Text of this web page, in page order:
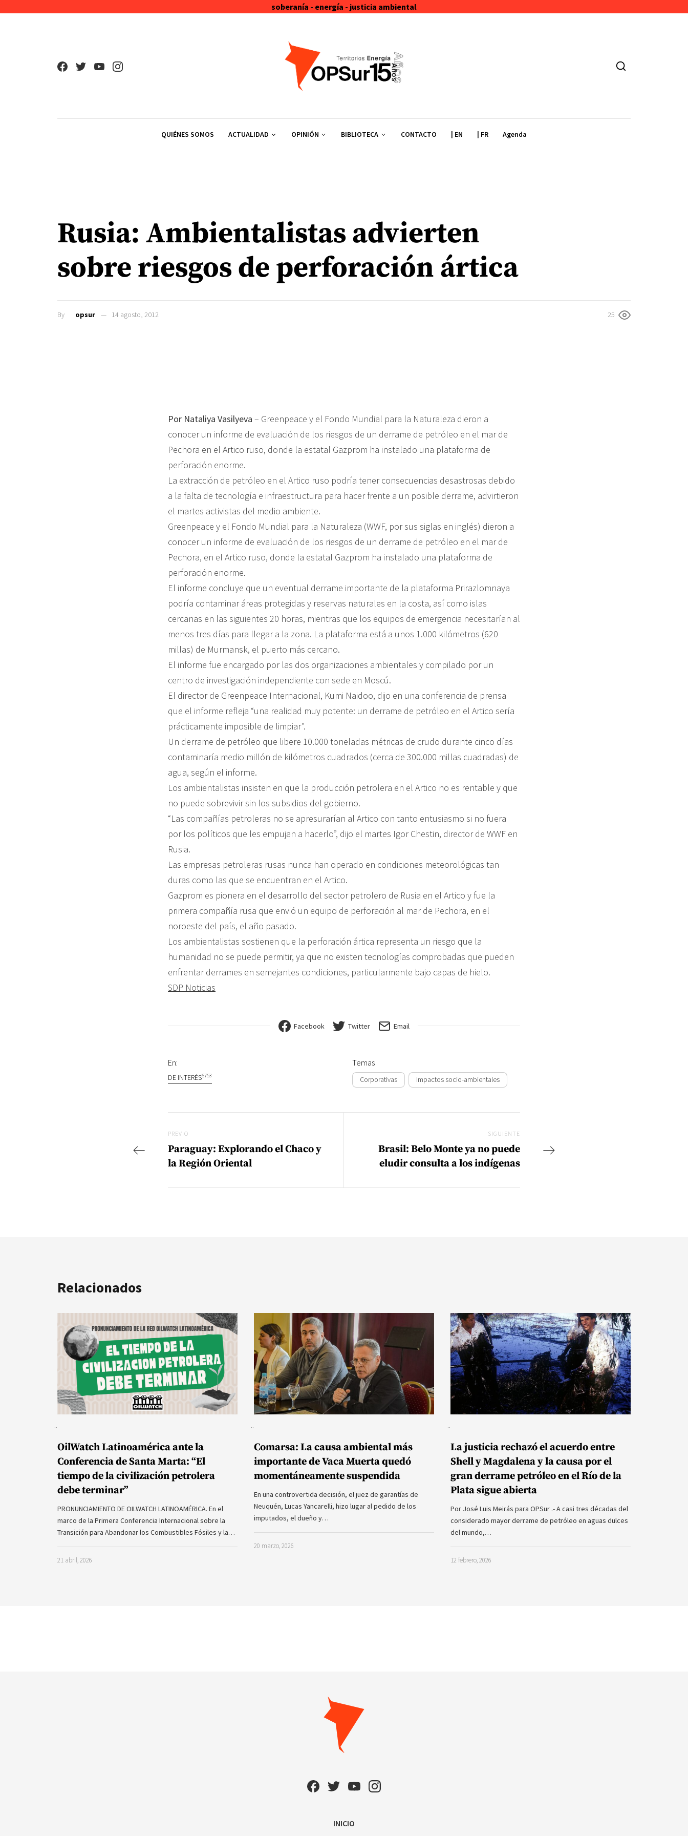
soberanía - energía - justicia ambiental
QUIÉNES SOMOS ACTUALIDAD OPINIÓN BIBLIOTECA CONTACTO | EN | FR Agenda
Rusia: Ambientalistas advierten
sobre riesgos de perforación ártica
By opsur 14 agosto, 2012 25
Por Nataliya Vasilyeva – Greenpeace y el Fondo Mundial para la Naturaleza dieron a
conocer un informe de evaluación de los riesgos de un derrame de petróleo en el mar de
Pechora en el Artico ruso, donde la estatal Gazprom ha instalado una plataforma de
perforación enorme.
La extracción de petróleo en el Artico ruso podría tener consecuencias desastrosas debido
a la falta de tecnología e infraestructura para hacer frente a un posible derrame, advirtieron
el martes activistas del medio ambiente.
Greenpeace y el Fondo Mundial para la Naturaleza (WWF, por sus siglas en inglés) dieron a
conocer un informe de evaluación de los riesgos de un derrame de petróleo en el mar de
Pechora, en el Artico ruso, donde la estatal Gazprom ha instalado una plataforma de
perforación enorme.
El informe concluye que un eventual derrame importante de la plataforma Prirazlomnaya
podría contaminar áreas protegidas y reservas naturales en la costa, así como islas
cercanas en las siguientes 20 horas, mientras que los equipos de emergencia necesitarían al
menos tres días para llegar a la zona. La plataforma está a unos 1.000 kilómetros (620
millas) de Murmansk, el puerto más cercano.
El informe fue encargado por las dos organizaciones ambientales y compilado por un
centro de investigación independiente con sede en Moscú.
El director de Greenpeace Internacional, Kumi Naidoo, dijo en una conferencia de prensa
que el informe refleja “una realidad muy potente: un derrame de petróleo en el Artico sería
prácticamente imposible de limpiar”.
Un derrame de petróleo que libere 10.000 toneladas métricas de crudo durante cinco días
contaminaría medio millón de kilómetros cuadrados (cerca de 300.000 millas cuadradas) de
agua, según el informe.
Los ambientalistas insisten en que la producción petrolera en el Artico no es rentable y que
no puede sobrevivir sin los subsidios del gobierno.
“Las compañías petroleras no se apresurarían al Artico con tanto entusiasmo si no fuera
por los políticos que les empujan a hacerlo”, dijo el martes Igor Chestin, director de WWF en
Rusia.
Las empresas petroleras rusas nunca han operado en condiciones meteorológicas tan
duras como las que se encuentran en el Artico.
Gazprom es pionera en el desarrollo del sector petrolero de Rusia en el Artico y fue la
primera compañía rusa que envió un equipo de perforación al mar de Pechora, en el
noroeste del país, el año pasado.
Los ambientalistas sostienen que la perforación ártica representa un riesgo que la
humanidad no se puede permitir, ya que no existen tecnologías comprobadas que pueden
enfrentar derrames en semejantes condiciones, particularmente bajo capas de hielo.
SDP Noticias
Facebook Twitter Email
En:
DE INTERÉS6753
Temas
Corporativas Impactos socio-ambientales
Previo
PREVIO
Paraguay: Explorando el Chaco y
la Región Oriental
SIGUIENTE
Brasil: Belo Monte ya no puede
eludir consulta a los indígenas
Relacionados
OilWatch Latinoamérica ante la
Conferencia de Santa Marta: “El
tiempo de la civilización petrolera
debe terminar”
PRONUNCIAMIENTO DE OILWATCH LATINOAMÉRICA. En el
marco de la Primera Conferencia Internacional sobre la
Transición para Abandonar los Combustibles Fósiles y la…
21 abril, 2026
Comarsa: La causa ambiental más
importante de Vaca Muerta quedó
momentáneamente suspendida
En una controvertida decisión, el juez de garantías de
Neuquén, Lucas Yancarelli, hizo lugar al pedido de los
imputados, el dueño y…
20 marzo, 2026
La justicia rechazó el acuerdo entre
Shell y Magdalena y la causa por el
gran derrame petróleo en el Río de la
Plata sigue abierta
Por José Luis Meirás para OPSur .- A casi tres décadas del
considerado mayor derrame de petróleo en aguas dulces
del mundo,…
12 febrero, 2026
INICIO